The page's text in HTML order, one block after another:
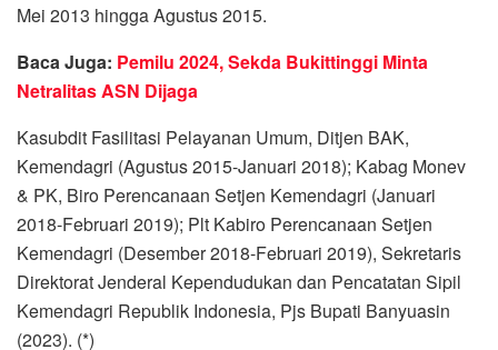
Mei 2013 hingga Agustus 2015.
Baca Juga: Pemilu 2024, Sekda Bukittinggi Minta
Netralitas ASN Dijaga
Kasubdit Fasilitasi Pelayanan Umum, Ditjen BAK,
Kemendagri (Agustus 2015-Januari 2018); Kabag Monev
& PK, Biro Perencanaan Setjen Kemendagri (Januari
2018-Februari 2019); Plt Kabiro Perencanaan Setjen
Kemendagri (Desember 2018-Februari 2019), Sekretaris
Direktorat Jenderal Kependudukan dan Pencatatan Sipil
Kemendagri Republik Indonesia, Pjs Bupati Banyuasin
(2023). (*)